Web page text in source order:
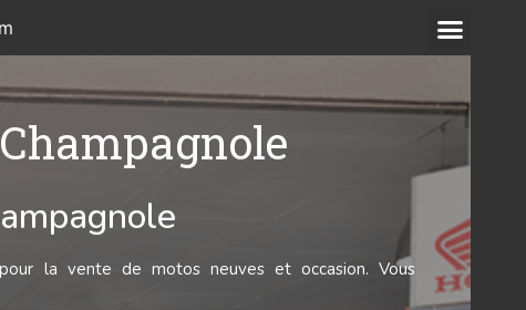
la vente de motos neuves et occasion. Vous